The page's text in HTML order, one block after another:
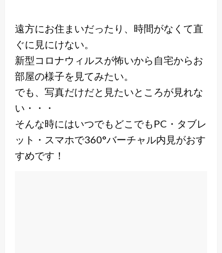
遠方にお住まいだったり、時間がなくて直
ぐに見にけない。
新型コロナウィルスが怖いから自宅からお
部屋の様子を見てみたい。
でも、写真だけだと見たいところが見れな
い・・・
そんな時にはいつでもどこでもPC・タブレ
ット・スマホで360°バーチャル内見がおす
すめです！